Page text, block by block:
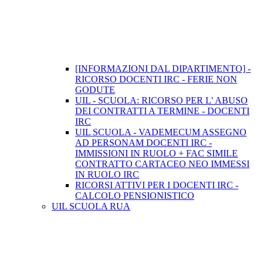
[INFORMAZIONI DAL DIPARTIMENTO] -
RICORSO DOCENTI IRC - FERIE NON
GODUTE
UIL - SCUOLA: RICORSO PER L' ABUSO
DEI CONTRATTI A TERMINE - DOCENTI
IRC
UIL SCUOLA - VADEMECUM ASSEGNO
AD PERSONAM DOCENTI IRC -
IMMISSIONI IN RUOLO + FAC SIMILE
CONTRATTO CARTACEO NEO IMMESSI
IN RUOLO IRC
RICORSI ATTIVI PER I DOCENTI IRC -
CALCOLO PENSIONISTICO
UIL SCUOLA RUA